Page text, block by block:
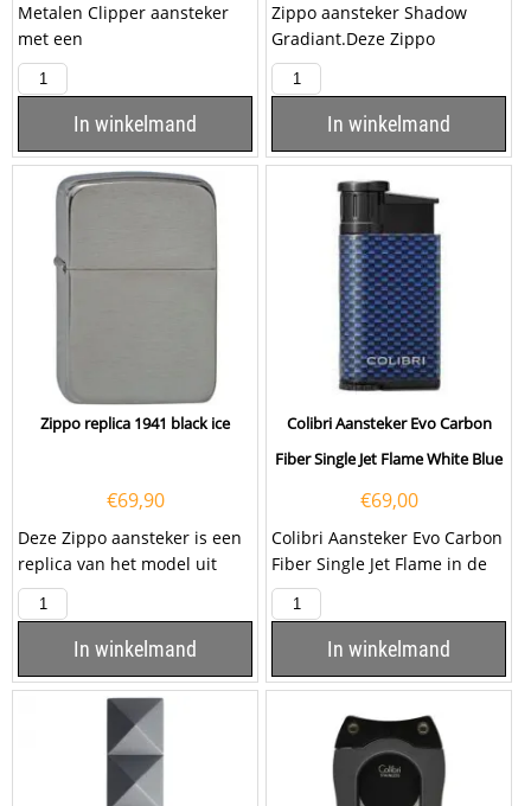
Metalen Clipper aansteker
met een
vuursteenontsteking. De
aansteker geeft een
prachtige soft...
In winkelmand
Zippo aansteker Shadow
Gradiant.Deze Zippo
aasnteker heeft een
geborsteld brass afwerking
met aan...In winkelmand
Zippo replica 1941 black ice
€69,90
Deze Zippo aansteker is een
replica van het model uit
1941. De Zippo replica 1941
black ice heeft...
In winkelmand
Colibri Aansteker Evo Carbon
Fiber Single Jet Flame White Blue
€69,00
Colibri Aansteker Evo Carbon
Fiber Single Jet Flame in de
kleur Blauw. Deze Colibri
aansteker...
In winkelmand